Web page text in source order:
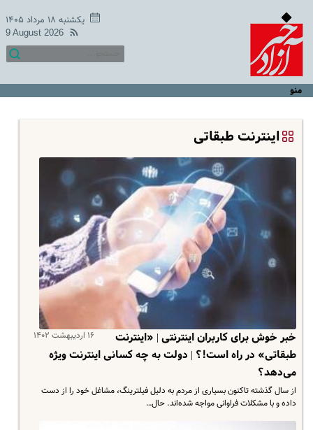
یکشنبه ۱۸ مرداد ۱۴۰۵
9 August 2026
منو
اینترنت طبقاتی
۱۶ اردیبهشت ۱۴۰۲
خبر خوش برای کاربران اینترنتی | «اینترنت
طبقاتی» در راه است!؟ | دولت به چه کسانی اینترنت ویژه
می‌دهد؟
از سال گذشته تاکنون بسیاری از مردم به دلیل فیلترینگ، مشاغل خود را از دست
داده و با مشکلات فراوانی مواجه شده‌اند. حال…